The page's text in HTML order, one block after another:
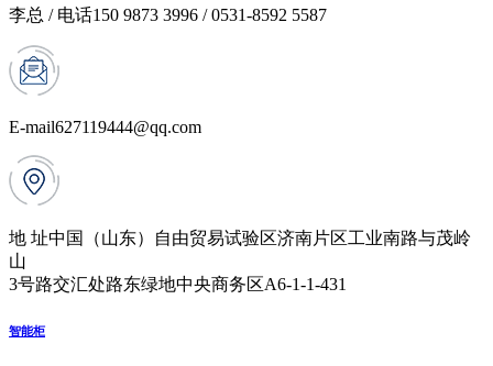
李总 / 电话150 9873 3996 / 0531-8592 5587
E-mail627119444@qq.com
地 址中国（山东）自由贸易试验区济南片区工业南路与茂岭
山
3号路交汇处路东绿地中央商务区A6-1-1-431
智能柜